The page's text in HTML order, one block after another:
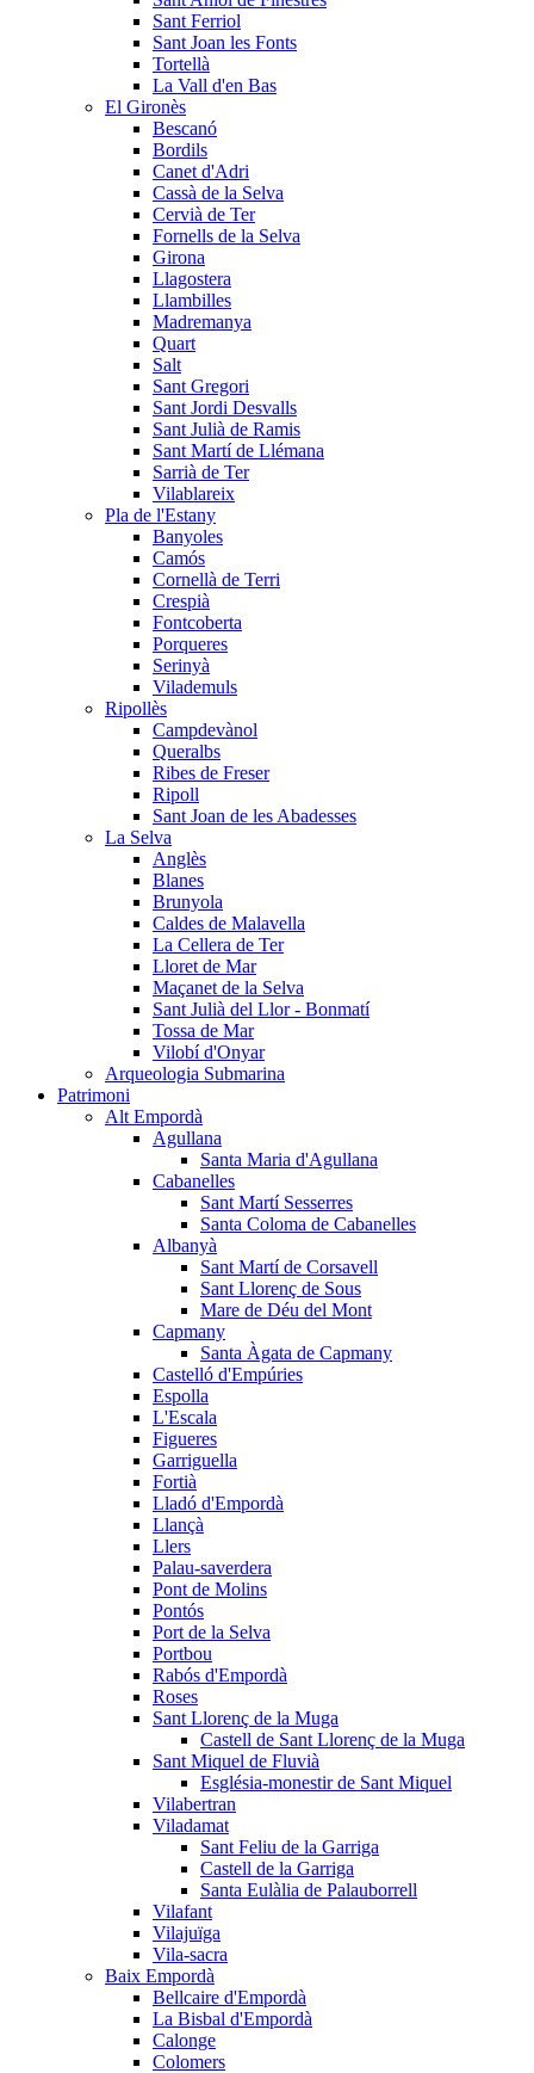
Sant Ferriol
Sant Joan les Fonts
Tortellà
La Vall d'en Bas
El Gironès
Bescanó
Bordils
Canet d'Adri
Cassà de la Selva
Cervià de Ter
Fornells de la Selva
Girona
Llagostera
Llambilles
Madremanya
Quart
Salt
Sant Gregori
Sant Jordi Desvalls
Sant Julià de Ramis
Sant Martí de Llémana
Sarrià de Ter
Vilablareix
Pla de l'Estany
Banyoles
Camós
Cornellà de Terri
Crespià
Fontcoberta
Porqueres
Serinyà
Vilademuls
Ripollès
Campdevànol
Queralbs
Ribes de Freser
Ripoll
Sant Joan de les Abadesses
La Selva
Anglès
Blanes
Brunyola
Caldes de Malavella
La Cellera de Ter
Lloret de Mar
Maçanet de la Selva
Sant Julià del Llor - Bonmatí
Tossa de Mar
Vilobí d'Onyar
Arqueologia Submarina
Patrimoni
Alt Empordà
Agullana
Santa Maria d'Agullana
Cabanelles
Sant Martí Sesserres
Santa Coloma de Cabanelles
Albanyà
Sant Martí de Corsavell
Sant Llorenç de Sous
Mare de Déu del Mont
Capmany
Santa Àgata de Capmany
Castelló d'Empúries
Espolla
L'Escala
Figueres
Garriguella
Fortià
Lladó d'Empordà
Llançà
Llers
Palau-saverdera
Pont de Molins
Pontós
Port de la Selva
Portbou
Rabós d'Empordà
Roses
Sant Llorenç de la Muga
Castell de Sant Llorenç de la Muga
Sant Miquel de Fluvià
Església-monestir de Sant Miquel
Vilabertran
Viladamat
Sant Feliu de la Garriga
Castell de la Garriga
Santa Eulàlia de Palauborrell
Vilafant
Vilajuïga
Vila-sacra
Baix Empordà
Bellcaire d'Empordà
La Bisbal d'Empordà
Calonge
Colomers